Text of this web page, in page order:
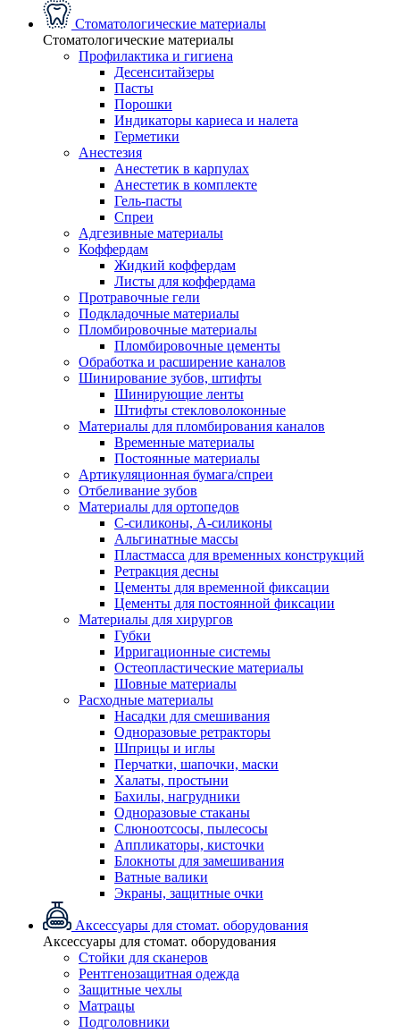
Стоматологические материалы
Стоматологические материалы
Профилактика и гигиена
Десенситайзеры
Пасты
Порошки
Индикаторы кариеса и налета
Герметики
Анестезия
Анестетик в карпулах
Анестетик в комплекте
Гель-пасты
Спреи
Адгезивные материалы
Коффердам
Жидкий коффердам
Листы для коффердама
Протравочные гели
Подкладочные материалы
Пломбировочные материалы
Пломбировочные цементы
Обработка и расширение каналов
Шинирование зубов, штифты
Шинирующие ленты
Штифты стекловолоконные
Материалы для пломбирования каналов
Временные материалы
Постоянные материалы
Артикуляционная бумага/спреи
Отбеливание зубов
Материалы для ортопедов
C-силиконы, А-силиконы
Альгинатные массы
Пластмасса для временных конструкций
Ретракция десны
Цементы для временной фиксации
Цементы для постоянной фиксации
Материалы для хирургов
Губки
Ирригационные системы
Остеопластические материалы
Шовные материалы
Расходные материалы
Насадки для смешивания
Одноразовые ретракторы
Шприцы и иглы
Перчатки, шапочки, маски
Халаты, простыни
Бахилы, нагрудники
Одноразовые стаканы
Слюноотсосы, пылесосы
Аппликаторы, кисточки
Блокноты для замешивания
Ватные валики
Экраны, защитные очки
Аксессуары для стомат. оборудования
Аксессуары для стомат. оборудования
Стойки для сканеров
Рентгенозащитная одежда
Защитные чехлы
Матрацы
Подголовники